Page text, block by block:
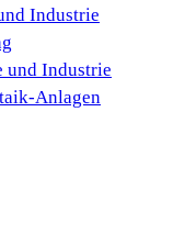
Industrie
und Industrie
Anlagen